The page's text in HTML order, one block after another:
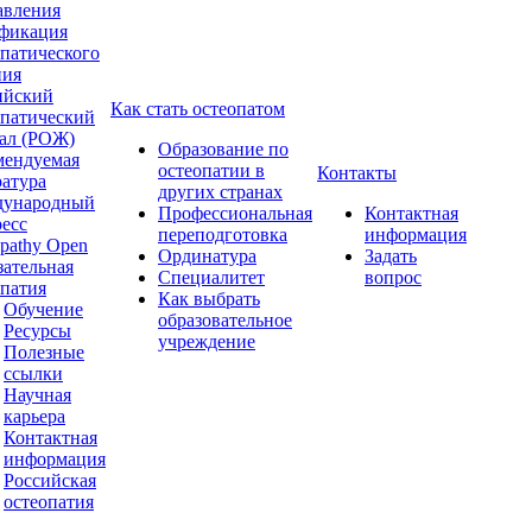
(РОЖ)
Open
Обучение
Ресурсы
Полезные
ссылки
Научная
карьера
Контактная
информация
Российская
остеопатия
Как стать остеопатом
Образование по
остеопатии в
других странах
Профессиональная
переподготовка
Ординатура
Специалитет
Как выбрать
образовательное
учреждение
Контакты
Контактная
информация
Задать
вопрос